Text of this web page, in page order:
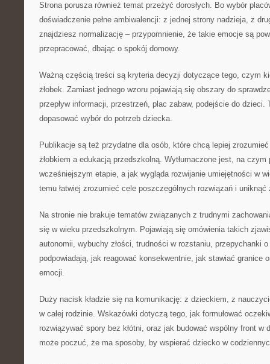
Strona porusza również temat przeżyć dorosłych. Bo wybór
doświadczenie pełne ambiwalencji: z jednej strony nadzieja, z
znajdziesz normalizację – przypomnienie, że takie emocje są
przepracować, dbając o spokój domowy.
Ważną częścią treści są kryteria decyzji dotyczące tego, czym
żłobek. Zamiast jednego wzoru pojawiają się obszary do
przepływ informacji, przestrzeń, plac zabaw, podejście do dzieci.
dopasować wybór do potrzeb dziecka.
Publikacje są też przydatne dla osób, które chcą lepiej
żłobkiem a edukacją przedszkolną. Wytłumaczone jest, na czym
wcześniejszym etapie, a jak wygląda rozwijanie umiejętności w
temu łatwiej zrozumieć cele poszczególnych rozwiązań i uniknąć
Na stronie nie brakuje tematów związanych z trudnymi
się w wieku przedszkolnym. Pojawiają się omówienia takich
autonomii, wybuchy złości, trudności w rozstaniu, przepychanki o
podpowiadają, jak reagować konsekwentnie, jak stawiać granice
emocji.
Duży nacisk kładzie się na komunikację: z dzieckiem, z
w całej rodzinie. Wskazówki dotyczą tego, jak formułować
rozwiązywać spory bez kłótni, oraz jak budować wspólny front w
może poczuć, że ma sposoby, by wspierać dziecko w